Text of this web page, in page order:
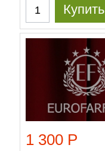
Купить
1 300 Р